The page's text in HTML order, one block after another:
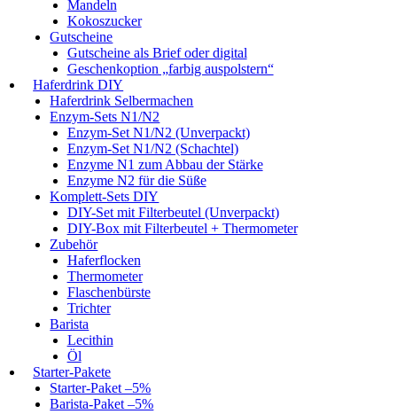
Mandeln
Kokoszucker
Gutscheine
Gutscheine als Brief oder digital
Geschenkoption „farbig auspolstern“
Haferdrink DIY
Haferdrink Selbermachen
Enzym-Sets N1/N2
Enzym-Set N1/N2 (Unverpackt)
Enzym-Set N1/N2 (Schachtel)
Enzyme N1 zum Abbau der Stärke
Enzyme N2 für die Süße
Komplett-Sets DIY
DIY-Set mit Filterbeutel (Unverpackt)
DIY-Box mit Filterbeutel + Thermometer
Zubehör
Haferflocken
Thermometer
Flaschenbürste
Trichter
Barista
Lecithin
Öl
Starter-Pakete
Starter-Paket –5%
Barista-Paket –5%